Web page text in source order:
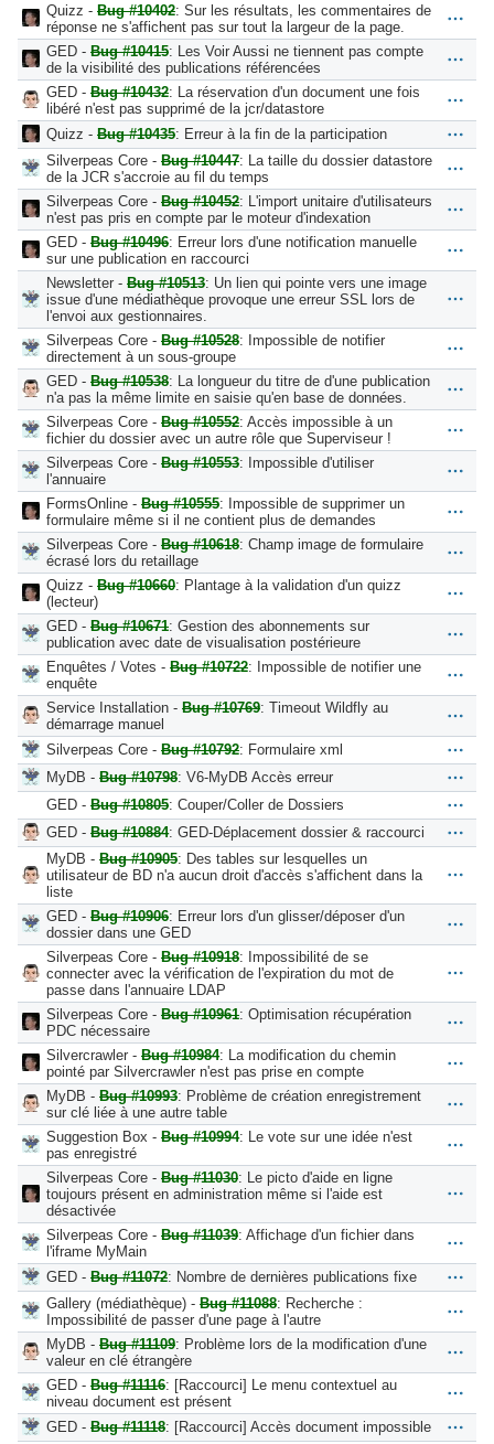
Quizz - Bug #10402: Sur les résultats, les commentaires de
réponse ne s'affichent pas sur tout la largeur de la page.
GED - Bug #10415: Les Voir Aussi ne tiennent pas compte
de la visibilité des publications référencées
GED - Bug #10432: La réservation d'un document une fois
libéré n'est pas supprimé de la jcr/datastore
Quizz - Bug #10435: Erreur à la fin de la participation
Silverpeas Core - Bug #10447: La taille du dossier datastore
de la JCR s'accroie au fil du temps
Silverpeas Core - Bug #10452: L'import unitaire d'utilisateurs
n'est pas pris en compte par le moteur d'indexation
GED - Bug #10496: Erreur lors d'une notification manuelle
sur une publication en raccourci
Newsletter - Bug #10513: Un lien qui pointe vers une image
issue d'une médiathèque provoque une erreur SSL lors de
l'envoi aux gestionnaires.
Silverpeas Core - Bug #10528: Impossible de notifier
directement à un sous-groupe
GED - Bug #10538: La longueur du titre de d'une publication
n'a pas la même limite en saisie qu'en base de données.
Silverpeas Core - Bug #10552: Accès impossible à un
fichier du dossier avec un autre rôle que Superviseur !
Silverpeas Core - Bug #10553: Impossible d'utiliser
l'annuaire
FormsOnline - Bug #10555: Impossible de supprimer un
formulaire même si il ne contient plus de demandes
Silverpeas Core - Bug #10618: Champ image de formulaire
écrasé lors du retaillage
Quizz - Bug #10660: Plantage à la validation d'un quizz
(lecteur)
GED - Bug #10671: Gestion des abonnements sur
publication avec date de visualisation postérieure
Enquêtes / Votes - Bug #10722: Impossible de notifier une
enquête
Service Installation - Bug #10769: Timeout Wildfly au
démarrage manuel
Silverpeas Core - Bug #10792: Formulaire xml
MyDB - Bug #10798: V6-MyDB Accès erreur
GED - Bug #10805: Couper/Coller de Dossiers
GED - Bug #10884: GED-Déplacement dossier & raccourci
MyDB - Bug #10905: Des tables sur lesquelles un
utilisateur de BD n'a aucun droit d'accès s'affichent dans la
liste
GED - Bug #10906: Erreur lors d'un glisser/déposer d'un
dossier dans une GED
Silverpeas Core - Bug #10918: Impossibilité de se
connecter avec la vérification de l'expiration du mot de
passe dans l'annuaire LDAP
Silverpeas Core - Bug #10961: Optimisation récupération
PDC nécessaire
Silvercrawler - Bug #10984: La modification du chemin
pointé par Silvercrawler n'est pas prise en compte
MyDB - Bug #10993: Problème de création enregistrement
sur clé liée à une autre table
Suggestion Box - Bug #10994: Le vote sur une idée n'est
pas enregistré
Silverpeas Core - Bug #11030: Le picto d'aide en ligne
toujours présent en administration même si l'aide est
désactivée
Silverpeas Core - Bug #11039: Affichage d'un fichier dans
l'iframe MyMain
GED - Bug #11072: Nombre de dernières publications fixe
Gallery (médiathèque) - Bug #11088: Recherche :
Impossibilité de passer d'une page à l'autre
MyDB - Bug #11109: Problème lors de la modification d'une
valeur en clé étrangère
GED - Bug #11116: [Raccourci] Le menu contextuel au
niveau document est présent
GED - Bug #11118: [Raccourci] Accès document impossible